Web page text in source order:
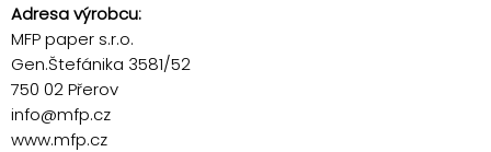
Adresa výrobcu:
MFP paper s.r.o.
Gen.Štefánika 3581/52
750 02 Přerov
info@mfp.cz
www.mfp.cz